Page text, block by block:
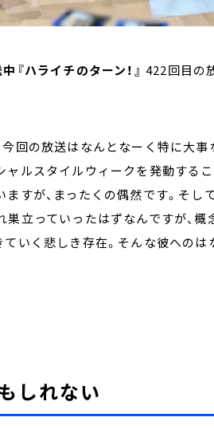
ハライチのターン！』 422回目の
回の放送はなんとなーく特に大
ャルスタイルウィークを発動する
すが、まったくの偶然です。そし
巣立っていったはずなんですが、
ていく悲しき存在。そんな彼への
しれない